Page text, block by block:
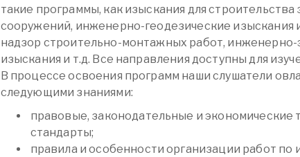
такие программы, как изыскания для строительства
сооружений, инженерно-геодезические изыскания
надзор строительно-монтажных работ, инженерно-
изыскания и т.д. Все направления доступны для
В процессе освоения программ наши слушатели
следующими знаниями:
правовые, законодательные и экономические
стандарты;
правила и особенности организации работ